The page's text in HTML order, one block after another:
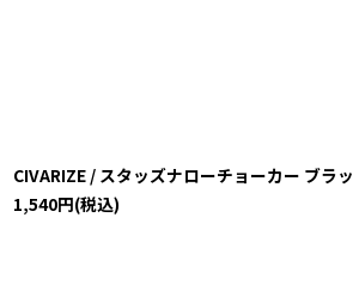
CIVARIZE / スタッズナローチョーカー ブ
1,540円(税込)